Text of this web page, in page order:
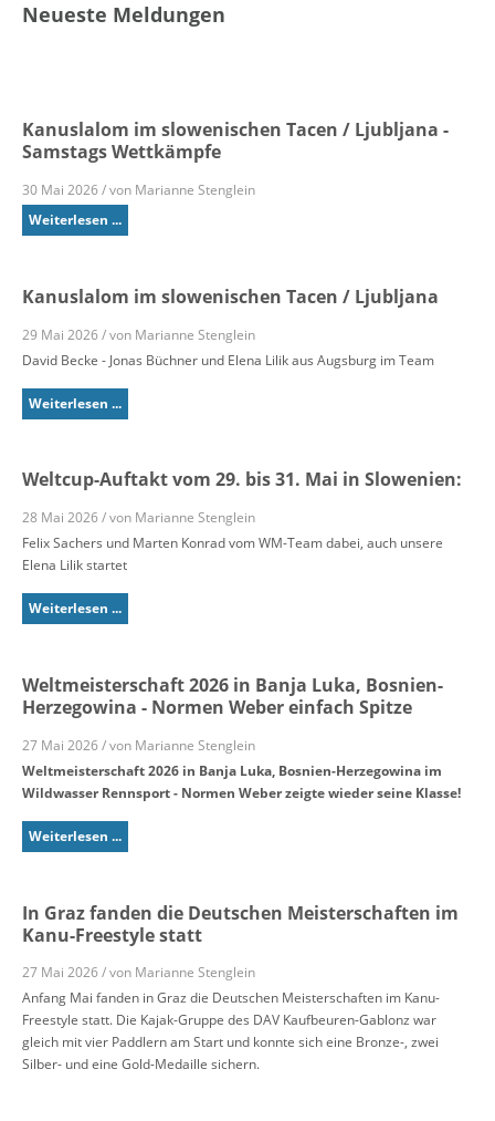
Neueste Meldungen
Kanuslalom im slowenischen Tacen / Ljubljana -
Samstags Wettkämpfe
30 Mai 2026 / von Marianne Stenglein
Weiterlesen ...
Kanuslalom im slowenischen Tacen / Ljubljana
29 Mai 2026 / von Marianne Stenglein
David Becke - Jonas Büchner und Elena Lilik aus Augsburg im Team
Weiterlesen ...
Weltcup-Auftakt vom 29. bis 31. Mai in Slowenien:
28 Mai 2026 / von Marianne Stenglein
Felix Sachers und Marten Konrad vom WM-Team dabei, auch unsere
Elena Lilik startet
Weiterlesen ...
Weltmeisterschaft 2026 in Banja Luka, Bosnien-
Herzegowina - Normen Weber einfach Spitze
27 Mai 2026 / von Marianne Stenglein
Weltmeisterschaft 2026 in Banja Luka, Bosnien-Herzegowina im
Wildwasser Rennsport - Normen Weber zeigte wieder seine Klasse!
Weiterlesen ...
In Graz fanden die Deutschen Meisterschaften im
Kanu-Freestyle statt
27 Mai 2026 / von Marianne Stenglein
Anfang Mai fanden in Graz die Deutschen Meisterschaften im Kanu-
Freestyle statt. Die Kajak-Gruppe des DAV Kaufbeuren-Gablonz war
gleich mit vier Paddlern am Start und konnte sich eine Bronze-, zwei
Silber- und eine Gold-Medaille sichern.